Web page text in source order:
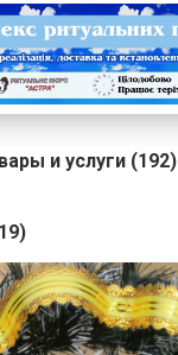
и услуги (192)